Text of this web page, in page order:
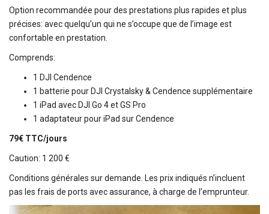
Option recommandée pour des prestations plus rapides et plus
précises: avec quelqu’un qui ne s’occupe que de l’image est
confortable en prestation.
Comprends:
1 DJI Cendence
1 batterie pour DJI Crystalsky & Cendence supplémentaire
1 iPad avec DJI Go 4 et GS Pro
1 adaptateur pour iPad sur Cendence
79€ TTC/jours
Caution: 1 200 €
Conditions générales sur demande. Les prix indiqués n’incluent
pas les frais de ports avec assurance, à charge de l’emprunteur.